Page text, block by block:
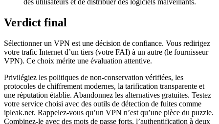
des utilisateurs et de distribuer des logiciels malveillants.
Verdict final
Sélectionner un VPN est une décision de confiance. Vous redirigez
votre trafic Internet d’un tiers (votre FAI) à un autre (le fournisseur
VPN). Ce choix mérite une évaluation attentive.
Privilégiez les politiques de non-conservation vérifiées, les
protocoles de chiffrement modernes, la tarification transparente et
une réputation établie. Abandonnez les alternatives gratuites. Testez
votre service choisi avec des outils de détection de fuites comme
ipleak.net. Rappelez-vous qu’un VPN n’est qu’une pièce du puzzle.
Combinez-le avec des mots de passe forts, l’authentification à deux